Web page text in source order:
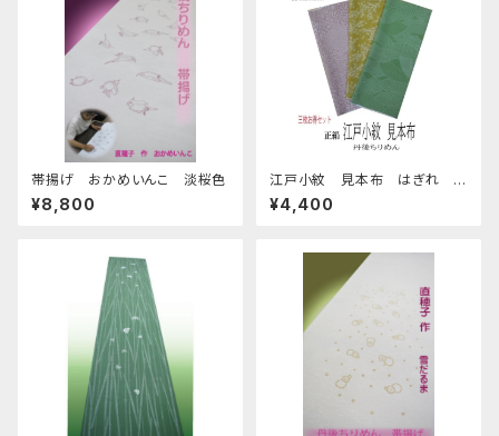
帯揚げ おかめいんこ 淡桜色
¥8,800
江戸小紋 見本布 はぎれ
⑬ お得 三枚セット Edo
Komon sample cloth
¥4,400